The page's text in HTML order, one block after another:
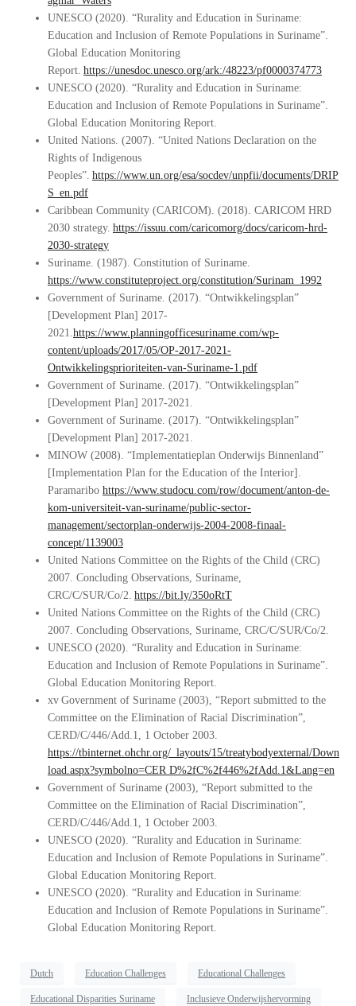
UNESCO (2020). “Rurality and Education in Suriname:
Education and Inclusion of Remote Populations in Suriname”.
Global Education Monitoring
Report. https://unesdoc.unesco.org/ark:/48223/pf0000374773
UNESCO (2020). “Rurality and Education in Suriname:
Education and Inclusion of Remote Populations in Suriname”.
Global Education Monitoring Report.
United Nations. (2007). “United Nations Declaration on the
Rights of Indigenous
Peoples”. https://www.un.org/esa/socdev/unpfii/documents/DRIP
S_en.pdf
Caribbean Community (CARICOM). (2018). CARICOM HRD
2030 strategy. https://issuu.com/caricomorg/docs/caricom-hrd-
2030-strategy
Suriname. (1987). Constitution of Suriname.
https://www.constituteproject.org/constitution/Surinam_1992
Government of Suriname. (2017). “Ontwikkelingsplan”
[Development Plan] 2017-
2021. https://www.planningofficesuriname.com/wp-
content/uploads/2017/05/OP-2017-2021-
Ontwikkelingsprioriteiten-van-Suriname-1.pdf
Government of Suriname. (2017). “Ontwikkelingsplan”
[Development Plan] 2017-2021.
Government of Suriname. (2017). “Ontwikkelingsplan”
[Development Plan] 2017-2021.
MINOW (2008). “Implementatieplan Onderwijs Binnenland”
[Implementation Plan for the Education of the Interior].
Paramaribo https://www.studocu.com/row/document/anton-de-
kom-universiteit-van-suriname/public-sector-
management/sectorplan-onderwijs-2004-2008-finaal-
concept/1139003
United Nations Committee on the Rights of the Child (CRC)
2007. Concluding Observations, Suriname,
CRC/C/SUR/Co/2. https://bit.ly/350oRtT
United Nations Committee on the Rights of the Child (CRC)
2007. Concluding Observations, Suriname, CRC/C/SUR/Co/2.
UNESCO (2020). “Rurality and Education in Suriname:
Education and Inclusion of Remote Populations in Suriname”.
Global Education Monitoring Report.
xv Government of Suriname (2003), “Report submitted to the
Committee on the Elimination of Racial Discrimination”,
CERD/C/446/Add.1, 1 October 2003.
https://tbinternet.ohchr.org/_layouts/15/treatybodyexternal/Down
load.aspx?symbolno=CER D%2fC%2f446%2fAdd.1&Lang=en
Government of Suriname (2003), “Report submitted to the
Committee on the Elimination of Racial Discrimination”,
CERD/C/446/Add.1, 1 October 2003.
UNESCO (2020). “Rurality and Education in Suriname:
Education and Inclusion of Remote Populations in Suriname”.
Global Education Monitoring Report.
UNESCO (2020). “Rurality and Education in Suriname:
Education and Inclusion of Remote Populations in Suriname”.
Global Education Monitoring Report.
Dutch Education Challenges Educational Challenges
Educational Disparities Suriname Inclusieve Onderwijshervorming